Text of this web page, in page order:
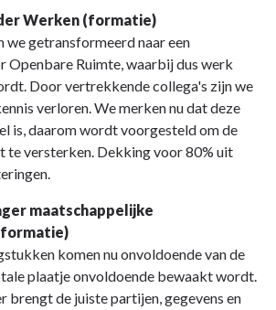
Werken (formatie)
we getransformeerd naar een
Openbare Ruimte, waarbij dus werk
Door vertrekkende collega's zijn we
verloren. We merken nu dat deze
is, daarom wordt voorgesteld om de
te versterken. Dekking voor 80% uit
maatschappelijke
komen nu onvoldoende van de
plaatje onvoldoende bewaakt wordt.
brengt de juiste partijen, gegevens en